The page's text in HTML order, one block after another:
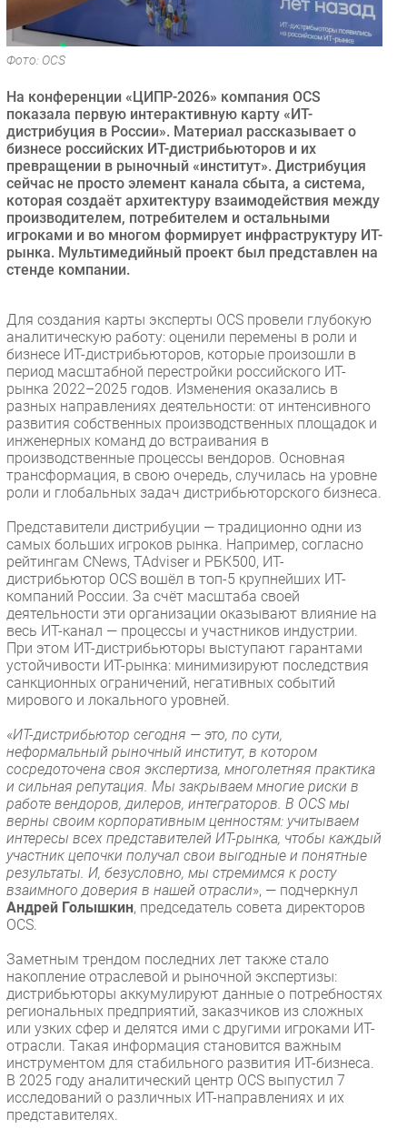
Безопасность
Инновации
Гаджеты
Здоровье
РАЗДЕЛЫ
Новости
Аналитика
Интервью
Проекты
IT класс
Тестовый стенд
Каталог компаний
Фото: OCS
На конференции «ЦИПР-2026» компания OCS
показала первую интерактивную карту «ИТ-
дистрибуция в России». Материал рассказывает о
бизнесе российских ИТ-дистрибьюторов и их
превращении в рыночный «институт». Дистрибуция
сейчас не просто элемент канала сбыта, а система,
которая создаёт архитектуру взаимодействия между
производителем, потребителем и остальными
игроками и во многом формирует инфраструктуру ИТ-
рынка. Мультимедийный проект был представлен на
стенде компании.
Для создания карты эксперты OCS провели глубокую
аналитическую работу: оценили перемены в роли и
бизнесе ИТ-дистрибьюторов, которые произошли в
период масштабной перестройки российского ИТ-
рынка 2022–2025 годов. Изменения оказались в
разных направлениях деятельности: от интенсивного
развития собственных производственных площадок и
инженерных команд до встраивания в
производственные процессы вендоров. Основная
трансформация, в свою очередь, случилась на уровне
роли и глобальных задач дистрибьюторского бизнеса.
Представители дистрибуции — традиционно одни из
самых больших игроков рынка. Например, согласно
рейтингам CNews, TAdviser и РБК500, ИТ-
дистрибьютор OCS вошёл в топ-5 крупнейших ИТ-
компаний России. За счёт масштаба своей
деятельности эти организации оказывают влияние на
весь ИТ-канал — процессы и участников индустрии.
При этом ИТ-дистрибьюторы выступают гарантами
устойчивости ИТ-рынка: минимизируют последствия
санкционных ограничений, негативных событий
мирового и локального уровней.
«ИТ-дистрибьютор сегодня — это, по сути,
неформальный рыночный институт, в котором
сосредоточена своя экспертиза, многолетняя практика
и сильная репутация. Мы закрываем многие риски в
работе вендоров, дилеров, интеграторов. В OCS мы
верны своим корпоративным ценностям: учитываем
интересы всех представителей ИТ-рынка, чтобы каждый
участник цепочки получал свои выгодные и понятные
результаты. И, безусловно, мы стремимся к росту
взаимного доверия в нашей отрасли», — подчеркнул
Андрей Голышкин, председатель совета директоров
OCS.
Заметным трендом последних лет также стало
накопление отраслевой и рыночной экспертизы:
дистрибьюторы аккумулируют данные о потребностях
региональных предприятий, заказчиков из сложных
или узких сфер и делятся ими с другими игроками ИТ-
отрасли. Такая информация становится важным
инструментом для стабильного развития ИТ-бизнеса.
В 2025 году аналитический центр OCS выпустил 7
исследований о различных ИТ-направлениях и их
представителях.